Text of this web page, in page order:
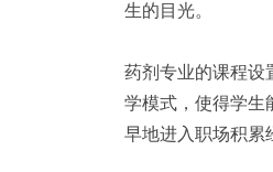
生的目光。
药剂专业的课程设
学模式，使得学生
早地进入职场积累